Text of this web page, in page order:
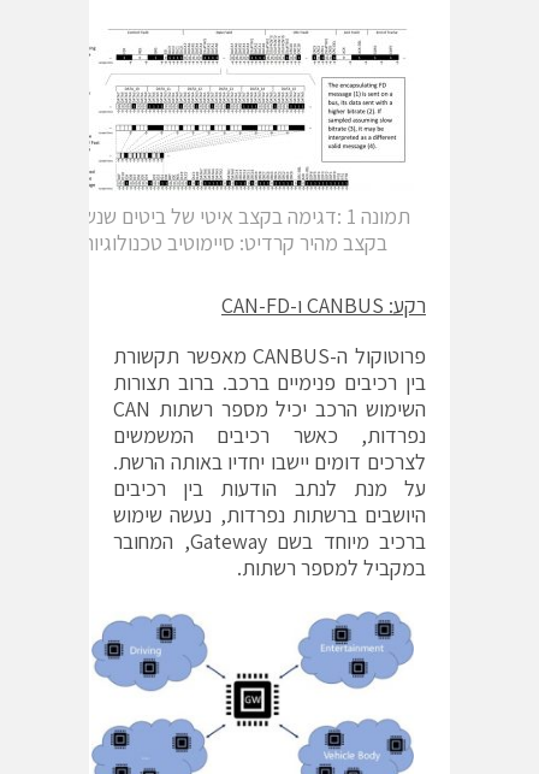
תמונה 1 :דגימה בקצב איטי של ביטים שנשלחו
בקצב מהיר קרדיט: סיימוטיב טכנולוגיות
רקע: CANBUS ו-CAN-FD
פרוטוקול ה-CANBUS מאפשר תקשורת
בין רכיבים פנימיים ברכב. ברוב תצורות
השימוש הרכב יכיל מספר רשתות CAN
נפרדות, כאשר רכיבים המשמשים
לצרכים דומים יישבו יחדיו באותה הרשת.
על מנת לנתב הודעות בין רכיבים
היושבים ברשתות נפרדות, נעשה שימוש
ברכיב מיוחד בשם Gateway, המחובר
במקביל למספר רשתות.